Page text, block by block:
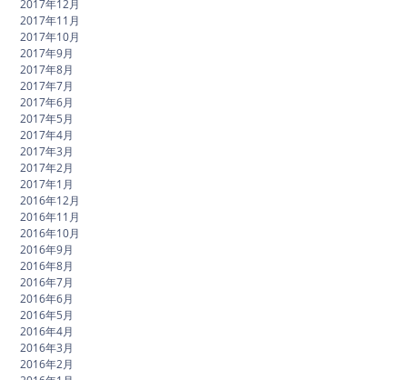
2017年12月
2017年11月
2017年10月
2017年9月
2017年8月
2017年7月
2017年6月
2017年5月
2017年4月
2017年3月
2017年2月
2017年1月
2016年12月
2016年11月
2016年10月
2016年9月
2016年8月
2016年7月
2016年6月
2016年5月
2016年4月
2016年3月
2016年2月